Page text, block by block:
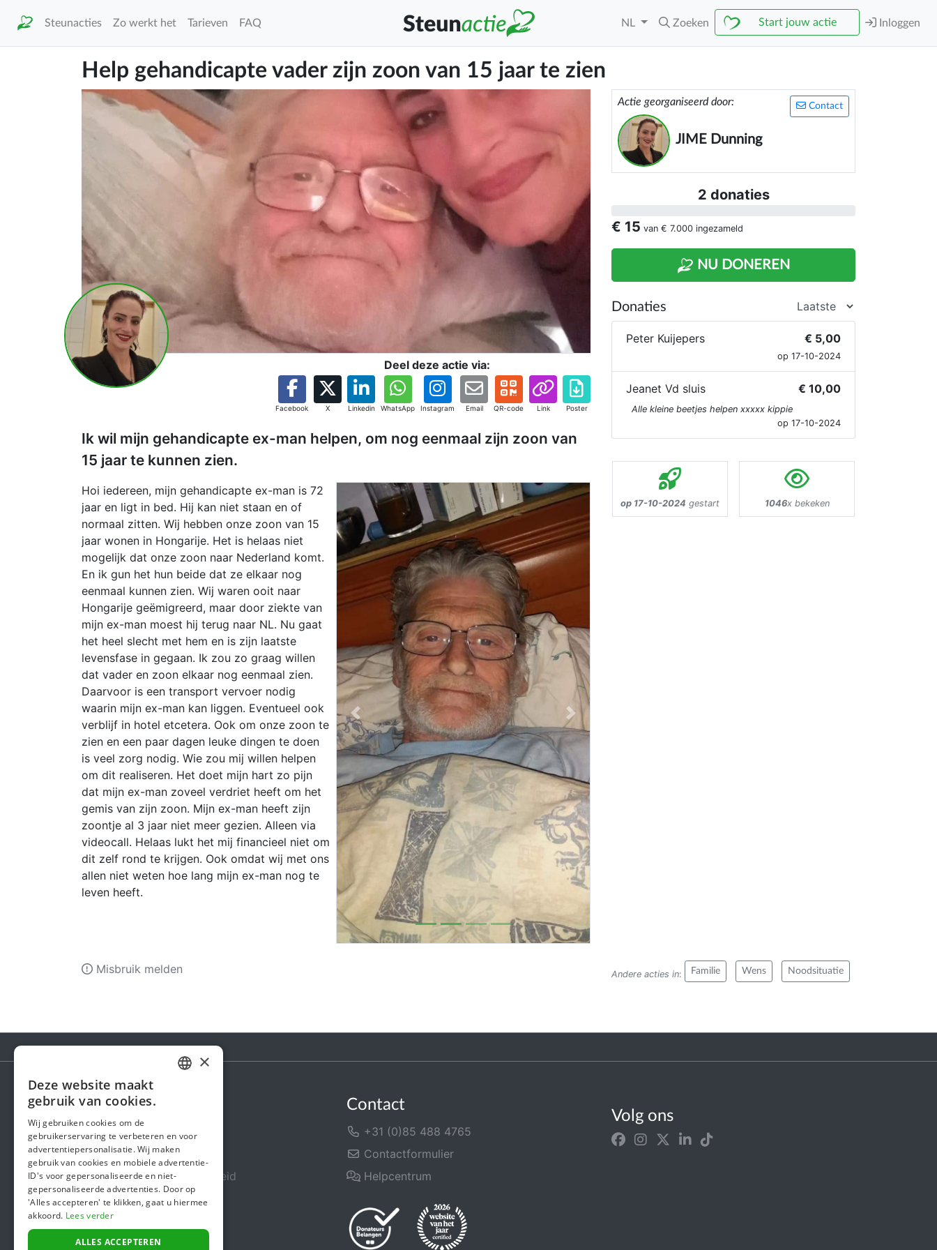
Steunacties Zo werkt het Tarieven FAQ NL Zoeken Start jouw actie Inloggen
Help gehandicapte vader zijn zoon van 15 jaar te zien
Deel deze actie via:
Facebook X Linkedin WhatsApp Instagram Email QR-code Link Poster
Ik wil mijn gehandicapte ex-man helpen, om nog eenmaal zijn zoon van
15 jaar te kunnen zien.
Previous Next
Hoi iedereen, mijn gehandicapte ex-man is 72
jaar en ligt in bed. Hij kan niet staan en of
normaal zitten. Wij hebben onze zoon van 15
jaar wonen in Hongarije. Het is helaas niet
mogelijk dat onze zoon naar Nederland komt.
En ik gun het hun beide dat ze elkaar nog
eenmaal kunnen zien. Wij waren ooit naar
Hongarije geëmigreerd, maar door ziekte van
mijn ex-man moest hij terug naar NL. Nu gaat
het heel slecht met hem en is zijn laatste
levensfase in gegaan. Ik zou zo graag willen
dat vader en zoon elkaar nog eenmaal zien.
Daarvoor is een transport vervoer nodig
waarin mijn ex-man kan liggen. Eventueel ook
verblijf in hotel etcetera. Ook om onze zoon te
zien en een paar dagen leuke dingen te doen
is veel zorg nodig. Wie zou mij willen helpen
om dit realiseren. Het doet mijn hart zo pijn
dat mijn ex-man zoveel verdriet heeft om het
gemis van zijn zoon. Mijn ex-man heeft zijn
zoontje al 3 jaar niet meer gezien. Alleen via
videocall. Helaas lukt het mij financieel niet om
dit zelf rond te krijgen. Ook omdat wij met ons
allen niet weten hoe lang mijn ex-man nog te
leven heeft.
Contact
Actie georganiseerd door:
JIME Dunning
2 donaties
€ 15 van € 7.000 ingezameld
NU DONEREN
Donaties
Peter Kuijepers € 5,00
op 17-10-2024
Jeanet Vd sluis € 10,00
Alle kleine beetjes helpen xxxxx kippie
op 17-10-2024
op 17-10-2024 gestart 1046x bekeken
Andere acties in: Familie Wens Noodsituatie
Misbruik melden
Steunactie
Over ons
In de media
Veiligheid & Betrouwbaarheid
Algemene voorwaarden
Privacybeleid
Cookiebeleid
Contact
+31 (0)85 488 4765
Contactformulier
Helpcentrum
Volg ons
ENGLISH
×
Deze website maakt
gebruik van cookies.
Wij gebruiken cookies om de
gebruikerservaring te verbeteren en voor
advertentiepersonalisatie. Wij maken
gebruik van cookies en mobiele advertentie-
ID's voor gepersonaliseerde en niet-
gepersonaliseerde advertenties. Door op
'Alles accepteren' te klikken, gaat u hiermee
akkoord. Lees verder
ALLES ACCEPTEREN